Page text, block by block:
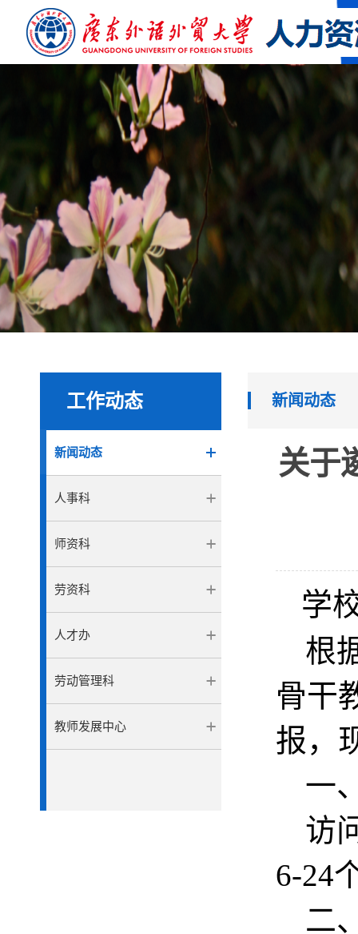
工作动态
新闻动态
人事科
师资科
劳资科
人才办
劳动管理科
教师发展中心
新闻动态
关于
学
根
骨干
报，
一
访
6-24
二